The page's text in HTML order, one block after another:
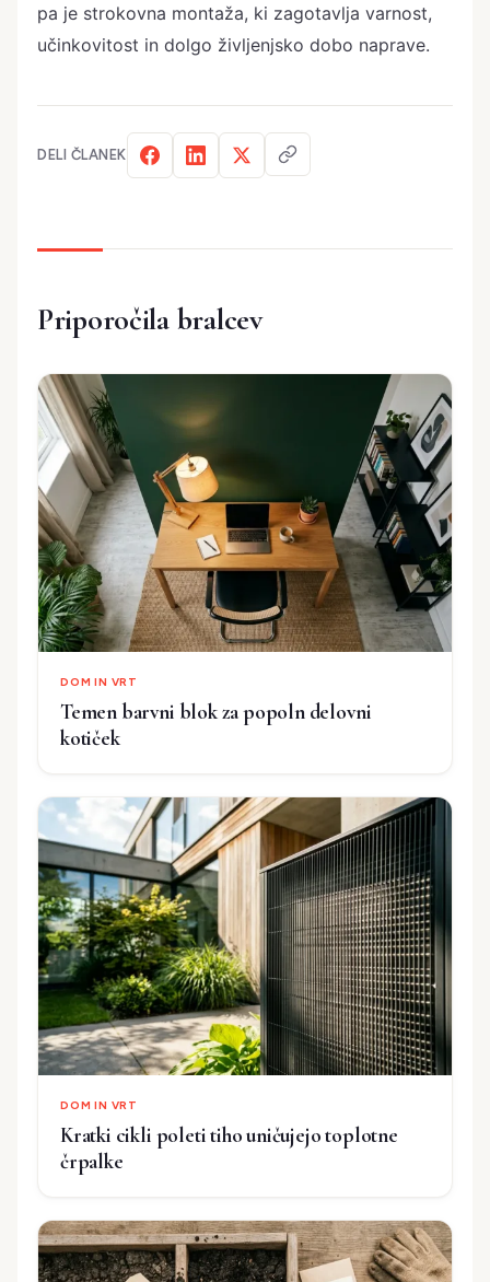
pa je strokovna montaža, ki zagotavlja varnost,
učinkovitost in dolgo življenjsko dobo naprave.
DELI ČLANEK
Priporočila bralcev
DOM IN VRT
Temen barvni blok za popoln delovni
kotiček
DOM IN VRT
Kratki cikli poleti tiho uničujejo toplotne
črpalke